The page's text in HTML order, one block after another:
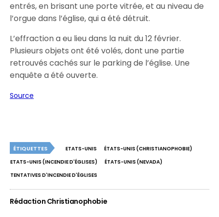
entrés, en brisant une porte vitrée, et au niveau de
l’orgue dans l’église, qui a été détruit.
L’effraction a eu lieu dans la nuit du 12 février.
Plusieurs objets ont été volés, dont une partie
retrouvés cachés sur le parking de l’église. Une
enquête a été ouverte.
Source
ÉTIQUETTES ETATS-UNIS
ÉTATS-UNIS (CHRISTIANOPHOBIE)
ETATS-UNIS (INCENDIE D'ÉGLISES)
ÉTATS-UNIS (NEVADA)
TENTATIVES D'INCENDIE D'ÉGLISES
Rédaction Christianophobie